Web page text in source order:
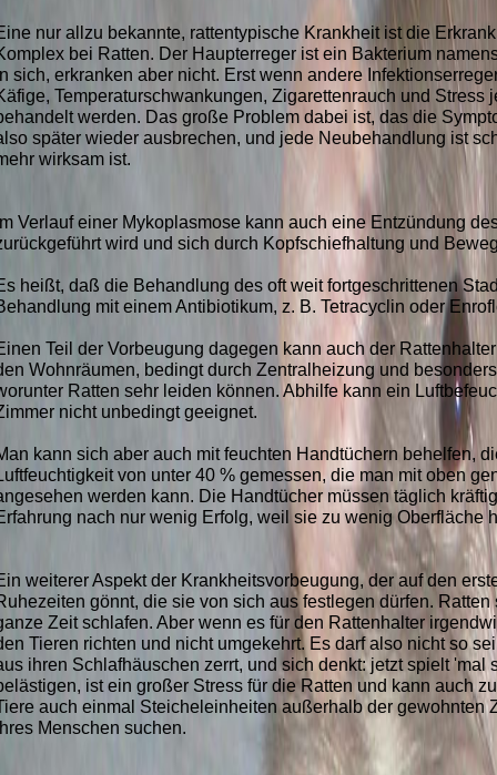
nur allzu bekannte, rattentypische Krankheit ist die
bei Ratten. Der Haupterreger ist ein Bakterium
sich, erkranken aber nicht. Erst wenn andere
Temperaturschwankungen, Zigarettenrauch und
werden. Das große Problem dabei ist, das die
später wieder ausbrechen, und jede Neubehandlung ist
wirksam ist.
Verlauf einer Mykoplasmose kann auch eine Entzündung
wird und sich durch Kopfschiefhaltung und
heißt, daß die Behandlung des oft weit fortgeschrittenen
mit einem Antibiotikum, z. B. Tetracyclin oder
Teil der Vorbeugung dagegen kann auch der
Wohnräumen, bedingt durch Zentralheizung und
Ratten sehr leiden können. Abhilfe kann ein
nicht unbedingt geeignet.
kann sich aber auch mit feuchten Handtüchern behelfen,
von unter 40 % gemessen, die man mit oben
werden kann. Die Handtücher müssen täglich
nach nur wenig Erfolg, weil sie zu wenig Oberfläche
weiterer Aspekt der Krankheitsvorbeugung, der auf den
gönnt, die sie von sich aus festlegen dürfen.
Zeit schlafen. Aber wenn es für den Rattenhalter
Tieren richten und nicht umgekehrt. Es darf also nicht so
ihren Schlafhäuschen zerrt, und sich denkt: jetzt spielt
ist ein großer Stress für die Ratten und kann auch
auch einmal Steicheleinheiten außerhalb der
Menschen suchen.